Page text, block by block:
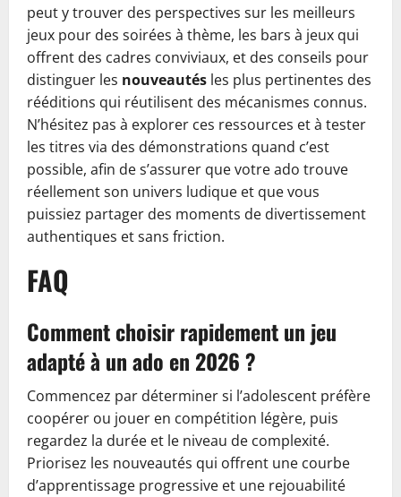
peut y trouver des perspectives sur les meilleurs
jeux pour des soirées à thème, les bars à jeux qui
offrent des cadres conviviaux, et des conseils pour
distinguer les nouveautés les plus pertinentes des
rééditions qui réutilisent des mécanismes connus.
N’hésitez pas à explorer ces ressources et à tester
les titres via des démonstrations quand c’est
possible, afin de s’assurer que votre ado trouve
réellement son univers ludique et que vous
puissiez partager des moments de divertissement
authentiques et sans friction.
FAQ
Comment choisir rapidement un jeu
adapté à un ado en 2026 ?
Commencez par déterminer si l’adolescent préfère
coopérer ou jouer en compétition légère, puis
regardez la durée et le niveau de complexité.
Priorisez les nouveautés qui offrent une courbe
d’apprentissage progressive et une rejouabilité